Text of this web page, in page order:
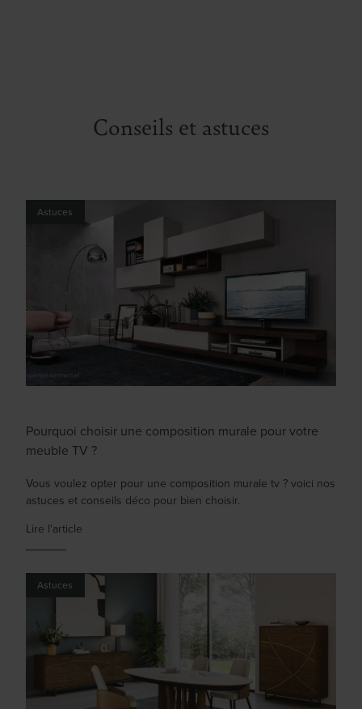
Conseils et astuces
Astuces
Pourquoi choisir une composition murale pour votre
meuble TV ?
Vous voulez opter pour une composition murale tv ? voici nos
astuces et conseils déco pour bien choisir.
Lire l'article
Astuces